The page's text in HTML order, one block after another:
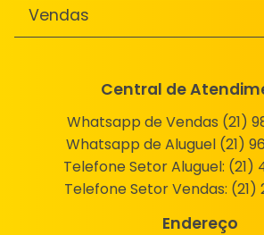
Vendas
Central de
Whatsapp de Vendas (21)
Whatsapp de Aluguel (21)
Telefone Setor Aluguel: (21)
Telefone Setor Vendas: (21)
Endereço